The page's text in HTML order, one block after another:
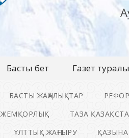
Басты бет Газет туралы
БАСТЫ ЖАҢАЛЫҚТАР
ЖЕМҚОРЛЫҚ
ТАЗА
ҰЛТТЫҚ ЖАҢҒЫРУ